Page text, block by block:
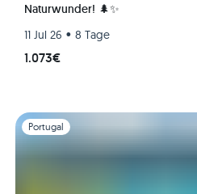
Naturwunder! 🌲✨
11 Jul 26 • 8 Tage
1.073€
Folie 1 von 1
Portugal